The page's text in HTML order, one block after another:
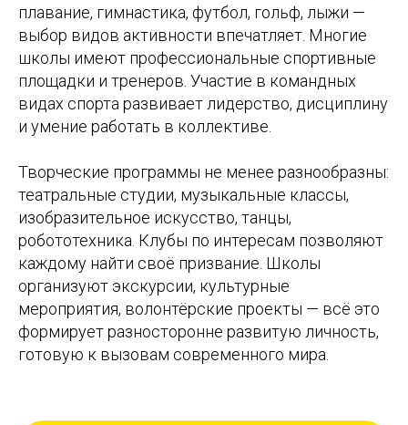
плавание, гимнастика, футбол, гольф, лыжи —
выбор видов активности впечатляет. Многие
школы имеют профессиональные спортивные
площадки и тренеров. Участие в командных
видах спорта развивает лидерство, дисциплину
и умение работать в коллективе.
Творческие программы не менее разнообразны:
театральные студии, музыкальные классы,
изобразительное искусство, танцы,
робототехника. Клубы по интересам позволяют
каждому найти своё призвание. Школы
организуют экскурсии, культурные
мероприятия, волонтёрские проекты — всё это
формирует разносторонне развитую личность,
готовую к вызовам современного мира.